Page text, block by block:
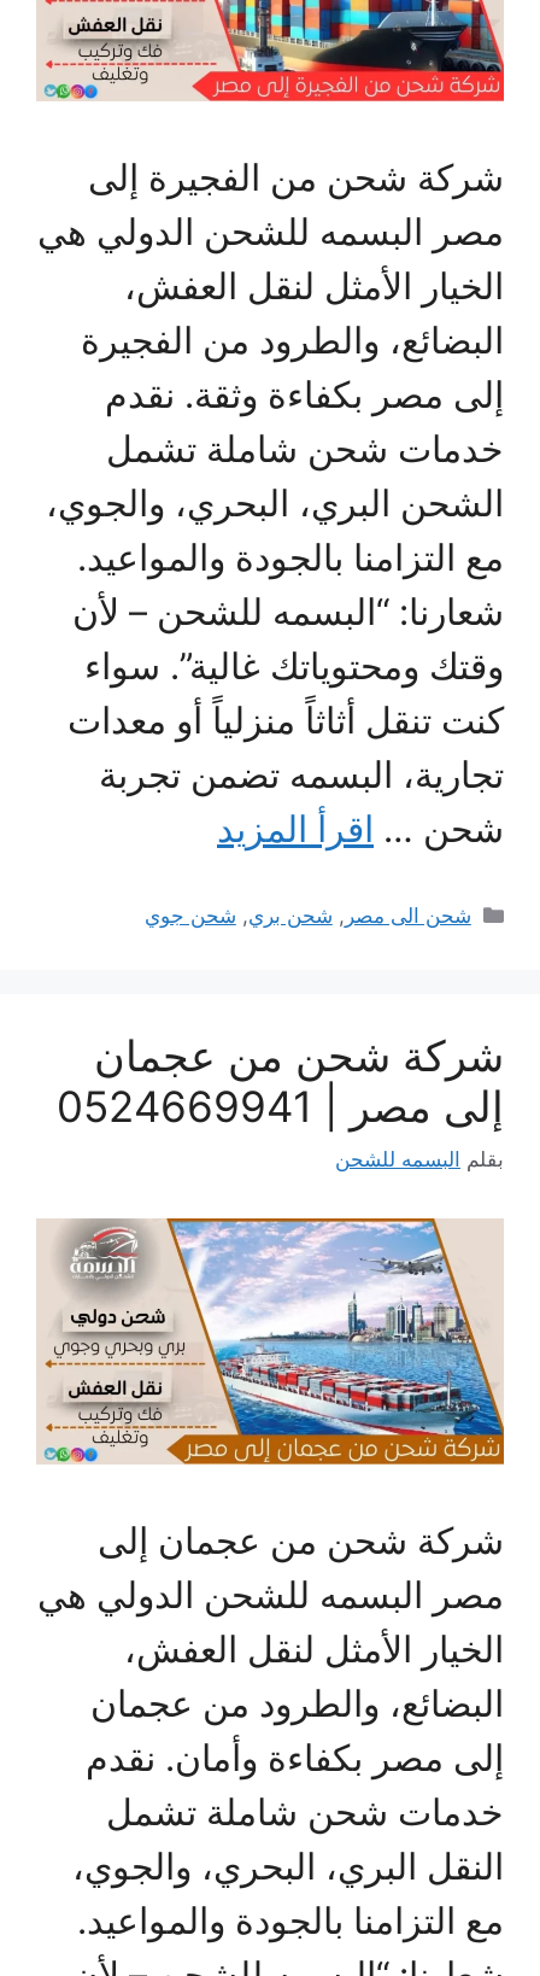
شركة شحن من الفجيرة إلى
مصر البسمه للشحن الدولي هي
الخيار الأمثل لنقل العفش،
البضائع، والطرود من الفجيرة
إلى مصر بكفاءة وثقة. نقدم
خدمات شحن شاملة تشمل
الشحن البري، البحري، والجوي،
مع التزامنا بالجودة والمواعيد.
شعارنا: “البسمه للشحن – لأن
وقتك ومحتوياتك غالية”. سواء
كنت تنقل أثاثاً منزلياً أو معدات
تجارية، البسمه تضمن تجربة
شحن … اقرأ المزيد
التصنيفات
شحن الى مصر , شحن بري, شحن جوي
شركة شحن من عجمان
إلى مصر | 0524669941
بقلم البسمه للشحن
شركة شحن من عجمان إلى
مصر البسمه للشحن الدولي هي
الخيار الأمثل لنقل العفش،
البضائع، والطرود من عجمان
إلى مصر بكفاءة وأمان. نقدم
خدمات شحن شاملة تشمل
النقل البري، البحري، والجوي،
مع التزامنا بالجودة والمواعيد.